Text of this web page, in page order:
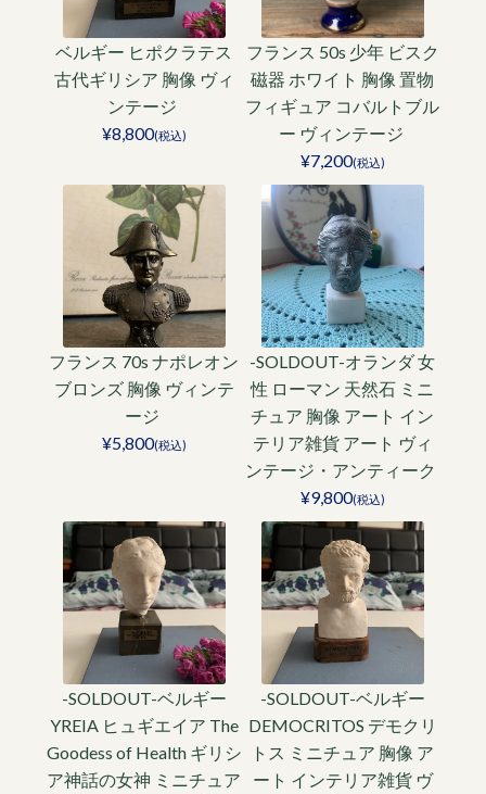
ベルギー ヒポクラテス
古代ギリシア 胸像 ヴィ
ンテージ
¥8,800(税込)
フランス 50s 少年 ビスク
磁器 ホワイト 胸像 置物
フィギュア コバルトブル
ー ヴィンテージ
¥7,200(税込)
フランス 70s ナポレオン
ブロンズ 胸像 ヴィンテ
ージ
¥5,800(税込)
-SOLDOUT-オランダ 女
性 ローマン 天然石 ミニ
チュア 胸像 アート イン
テリア雑貨 アート ヴィ
ンテージ・アンティーク
¥9,800(税込)
-SOLDOUT-ベルギー
YREIA ヒュギエイア The
Goodess of Health ギリシ
ア神話の女神 ミニチュア
-SOLDOUT-ベルギー
DEMOCRITOS デモクリ
トス ミニチュア 胸像 ア
ート インテリア雑貨 ヴ